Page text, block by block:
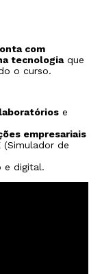
com
tecnologiaque
o curso.
e
empresariais
(Simulador de
e digital.